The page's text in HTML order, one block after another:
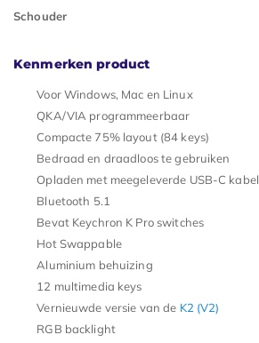
Schouder
Kenmerken product
Voor Windows, Mac en Linux
QKA/VIA programmeerbaar
Compacte 75% layout (84 keys)
Bedraad en draadloos te gebruiken
Opladen met meegeleverde USB-C kabel
Bluetooth 5.1
Bevat Keychron K Pro switches
Hot Swappable
Aluminium behuizing
12 multimedia keys
Vernieuwde versie van de K2 (V2)
RGB backlight